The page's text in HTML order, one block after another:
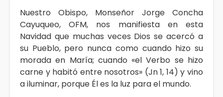
Nuestro Obispo, Monseñor Jorge Concha
Cayuqueo, OFM, nos manifiesta en esta
Navidad que muchas veces Dios se acercó a
su Pueblo, pero nunca como cuando hizo su
morada en María; cuando «el Verbo se hizo
carne y habitó entre nosotros» (Jn 1, 14) y vino
a iluminar, porque Él es la luz para el mundo.